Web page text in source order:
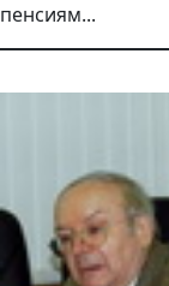
пенсиям...